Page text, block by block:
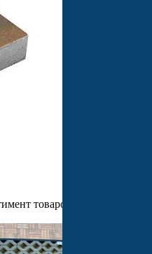
товаров и сможете